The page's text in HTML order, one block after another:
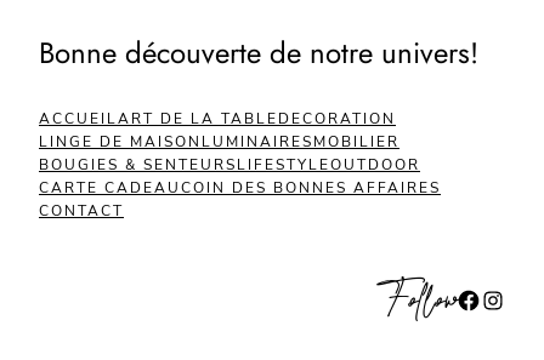
Bonne découverte de notre univers!
ACCUEILART DE LA TABLEDECORATION
LINGE DE MAISON LUMINAIRESMOBILIER
BOUGIES & SENTEURSLIFESTYLEOUTDOOR
CARTE CADEAUCOIN DES BONNES AFFAIRES
CONTACT
FollowFacebook Instagram